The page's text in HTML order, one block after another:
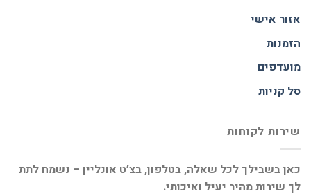
אזור אישי
הזמנות
מועדפים
סל קניות
שירות לקוחות
כאן בשבילך לכל שאלה, בטלפון, בצ’ט אונליין – נשמח לתת
לך שירות מהיר יעיל ואיכותי.